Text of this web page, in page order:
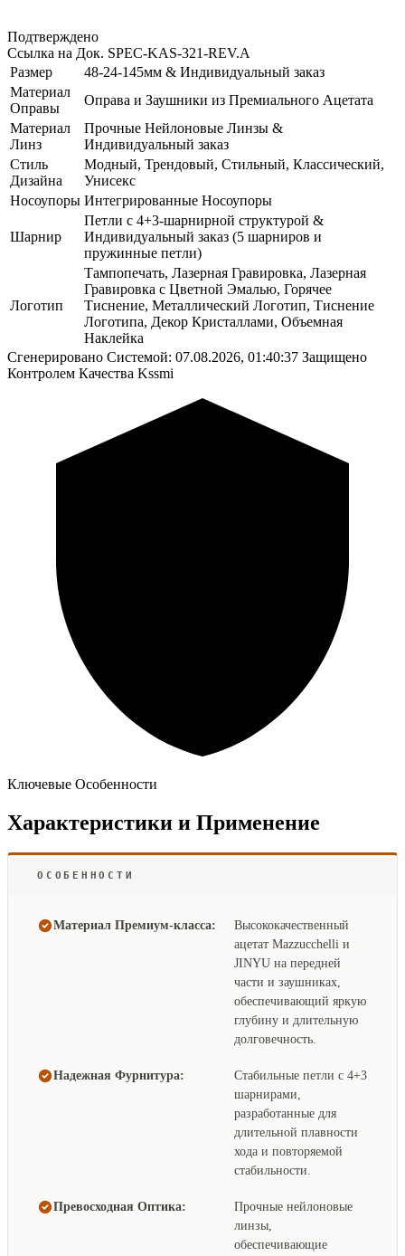
Подтверждено
Ссылка на Док. SPEC-KAS-321-REV.A
Размер
48-24-145мм & Индивидуальный заказ
Материал
Оправы
Оправа и Заушники из Премиального Ацетата
Материал
Линз
Прочные Нейлоновые Линзы &
Индивидуальный заказ
Стиль
Дизайна
Модный, Трендовый, Стильный, Классический,
Унисекс
Носоупоры Интегрированные Носоупоры
Шарнир
Петли с 4+3-шарнирной структурой &
Индивидуальный заказ (5 шарниров и
пружинные петли)
Логотип
Тампопечать, Лазерная Гравировка, Лазерная
Гравировка с Цветной Эмалью, Горячее
Тиснение, Металлический Логотип, Тиснение
Логотипа, Декор Кристаллами, Объемная
Наклейка
Сгенерировано Системой: 07.08.2026, 01:40:37 Защищено
Контролем Качества Kssmi
Ключевые Особенности
Характеристики и Применение
ОСОБЕННОСТИ
Материал Премиум-класса:
Высококачественный
ацетат Mazzucchelli и
JINYU на передней
части и заушниках,
обеспечивающий яркую
глубину и длительную
долговечность.
Надежная Фурнитура:
Стабильные петли с 4+3
шарнирами,
разработанные для
длительной плавности
хода и повторяемой
стабильности.
Превосходная Оптика:
Прочные нейлоновые
линзы,
обеспечивающие